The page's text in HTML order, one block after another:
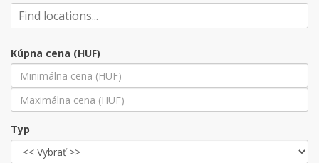
Kúpna cena (HUF)
Typ